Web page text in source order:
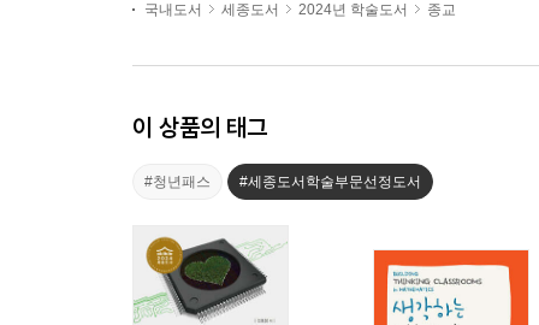
국내도서 세종도서 2024년 학술도서 종교
이 상품의 태그
#청년패스 #세종도서학술부문선정도서